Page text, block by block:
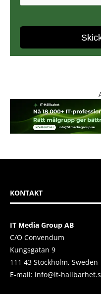
KONTAKT
IT Media Group AB
C/O Convendum
Kungsgatan 9
111 43 Stockholm, Sweden
E-mail: info@it-